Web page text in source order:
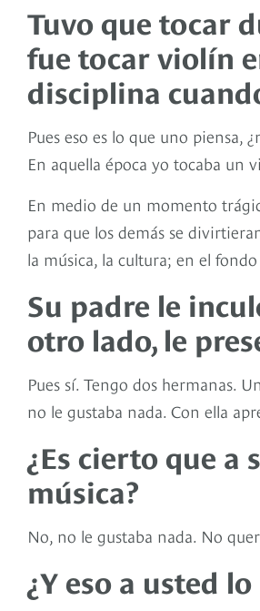
Tuvo que tocar
fue tocar violín
disciplina
Pues eso es lo que uno piensa,
En aquella época yo tocaba un
En medio de un momento
para que los demás se
la música, la cultura; en el
Su padre le
otro lado, le
Pues sí. Tengo dos hermanas.
no le gustaba nada. Con ella
¿Es cierto que a
música?
No, no le gustaba nada. No
¿Y eso a usted